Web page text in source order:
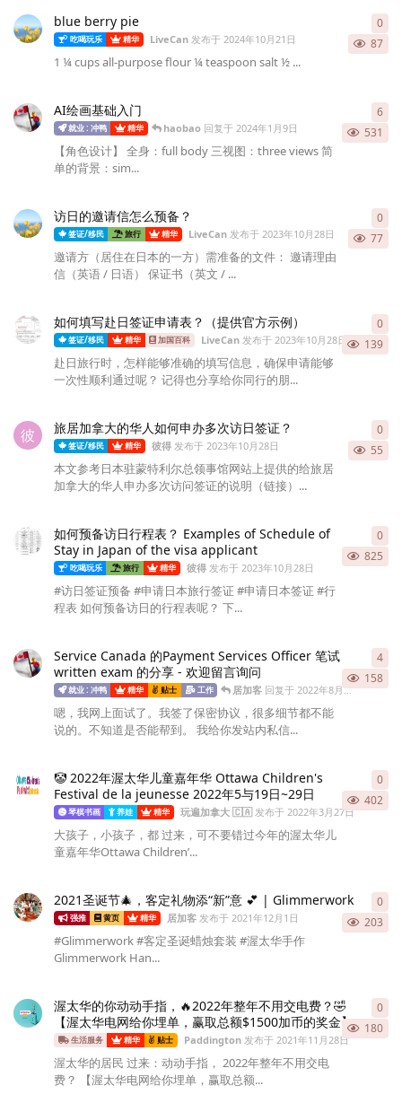
blue berry pie
吃喝玩乐 精华 LiveCan发布于 2024年10月21日 87
1 ¼ cups all-purpose flour ¼ teaspoon salt ½ ...
0
AI绘画基础入门
就业 : 冲鸭 精华 haobao 回复于 2024年1月9日 531
【角色设计】 全身：full body 三视图：three views 简
单的背景：sim...
6
访日的邀请信怎么预备？
签证/移民 旅行 精华 LiveCan 发布于2023年10月28日 77
邀请方（居住在日本的一方）需准备的文件： 邀请理由
信（英语 / 日语） 保证书（英文 / ...
0
如何填写赴日签证申请表？（提供官方示例）
签证/移民 精华 加国百科 LiveCan 发布于2023年10月28日 139
赴日旅行时，怎样能够准确的填写信息，确保申请能够
一次性顺利通过呢？ 记得也分享给你同行的朋...
0
彼 旅居加拿大的华人如何申办多次访日签证？
签证/移民 精华 彼得发布于 2023年10月28日 55
本文参考日本驻蒙特利尔总领事馆网站上提供的给旅居
加拿大的华人申办多次访问签证的说明（链接）...
0
如何预备访日行程表？ Examples of Schedule of
Stay in Japan of the visa applicant
吃喝玩乐 旅行 精华 彼得 发布于2023年10月28日
825
#访日签证预备 #申请日本旅行签证 #申请日本签证 #行
程表 如何预备访日的行程表呢？ 下...
0
Service Canada 的Payment Services Officer 笔试
written exam 的分享 - 欢迎留言询问
就业 : 冲鸭 精华 贴士 工作 居加客 回复于2022年8月8日
158
嗯，我网上面试了。我签了保密协议，很多细节都不能
说的。不知道是否能帮到。 我给你发站内私信...
4
🤡 2022年渥太华儿童嘉年华 Ottawa Children's
Festival de la jeunesse 2022年5与19日~29日
琴棋书画 养娃 精华 玩遍加拿大 🇨🇦 发布于2022年3月27日
402
大孩子，小孩子，都 过来，可不要错过今年的渥太华儿
童嘉年华Ottawa Children’...
0
2021圣诞节🎄，客定礼物添“新”意 💕 | Glimmerwork
强推 黄页 精华 居加客 发布于2021年12月1日 203
#Glimmerwork #客定圣诞蜡烛套装 #渥太华手作
Glimmerwork Han...
0
渥太华的你动动手指，🔥2022年整年不用交电费？🤣
【渥太华电网给你埋单，赢取总额$1500加币的奖金】
生活服务 精华 贴士 Paddington 发布于2021年11月28日
180
渥太华的居民 过来：动动手指， 2022年整年不用交电
费？ 【渥太华电网给你埋单，赢取总额...
0